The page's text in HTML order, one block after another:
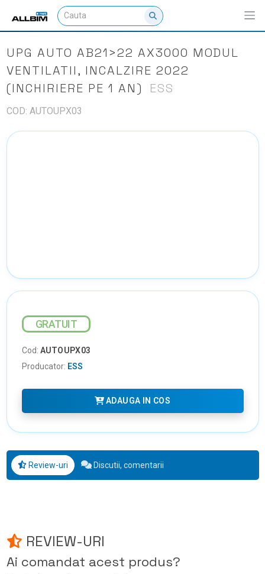
UPG AUTO AB21>22 AX3000 MODUL
VENTILATII, INCALZIRE 2022
(INCHIRIERE PE 1 AN)
ESS
COD: AUTOUPX03
GRATUIT
Cod: AUTOUPX03
Producator: ESS
ADAUGA IN COS
Review-uri Discutii, comentarii
REVIEW-URI
Ai comandat acest produs?